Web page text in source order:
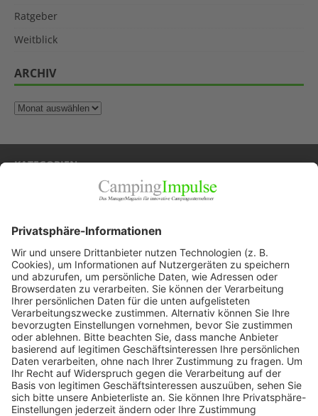
Ratgeber
Weitblick
ARCHIV
KATEGORIEN
Firmenporträts
Panorama
Produkte
Ratgeber
Weitblick
WEITERES AUS DEM VERLAG